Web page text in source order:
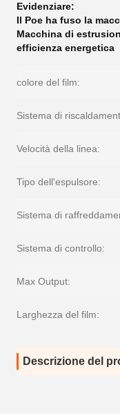
Evidenziare:
Il Poe ha fuso la
Macchina di
efficienza energetica
colore del film:
Sistema di
Velocità della linea:
Tipo dell'espulsore:
Sistema di
Sistema di controllo:
Max Output:
Larghezza del film:
Descrizione del